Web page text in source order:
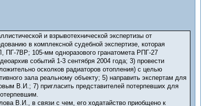
и взрывотехнической экспертизы от
в комплексной судебной экспертизе, которая
ПГ-7ВР; 105-мм одноразового гранатомета РПГ-27
событий 1-3 сентября 2004 года; 3) провести
осколков радиаторов отопления) с целью
зала реальному объекту; 5) направить экспертам для
В.И.; 7) пригласить представителей потерпевших для
В.И., в связи с чем, его ходатайство приобщено к